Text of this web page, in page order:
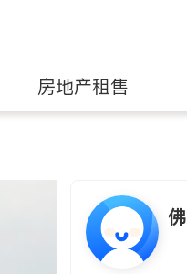
房地产租售